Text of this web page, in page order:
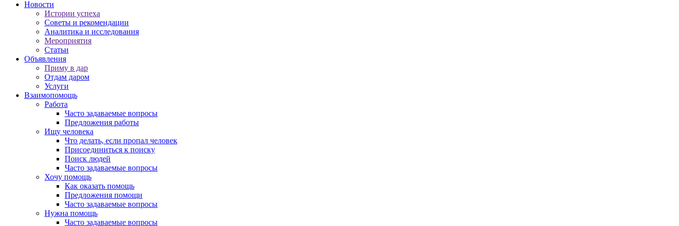
Новости
Истории успеха
Советы и рекомендации
Аналитика и исследования
Мероприятия
Статьи
Объявления
Приму в дар
Отдам даром
Услуги
Взаимопомощь
Работа
Часто задаваемые вопросы
Предложения работы
Ищу человека
Что делать, если пропал человек
Присоединиться к поиску
Поиск людей
Часто задаваемые вопросы
Хочу помощь
Как оказать помощь
Предложения помощи
Часто задаваемые вопросы
Нужна помощь
Часто задаваемые вопросы